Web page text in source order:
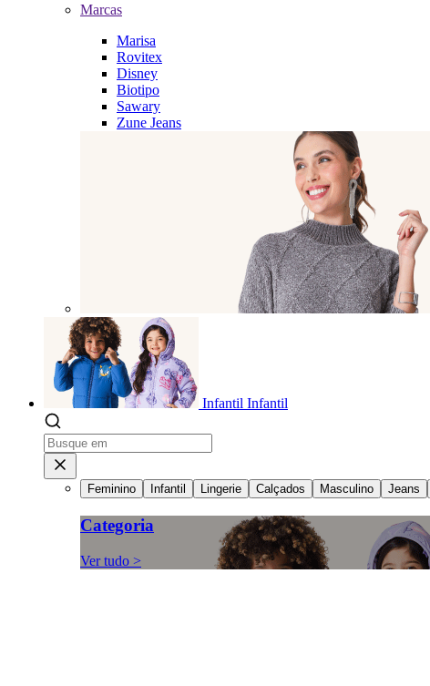
Marcas
Marisa
Rovitex
Disney
Biotipo
Sawary
Zune Jeans
Infantil Infantil
Feminino Infantil Lingerie Calçados Masculino Jeans
Categoria
Ver tudo >